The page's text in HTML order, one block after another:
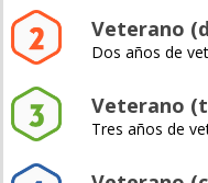
Veterano
Dos años de
Veterano
Tres años de